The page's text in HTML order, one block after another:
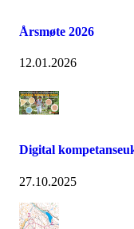
Årsmøte 2026
12.01.2026
Digital
27.10.2025